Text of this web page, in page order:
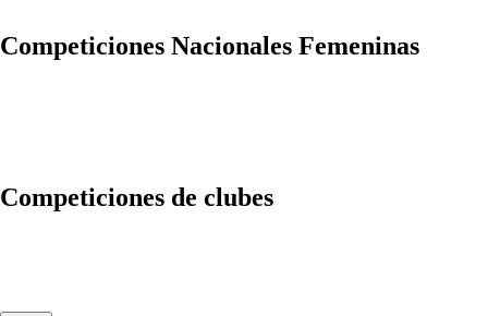
Competiciones Nacionales Femeninas
Competiciones de clubes